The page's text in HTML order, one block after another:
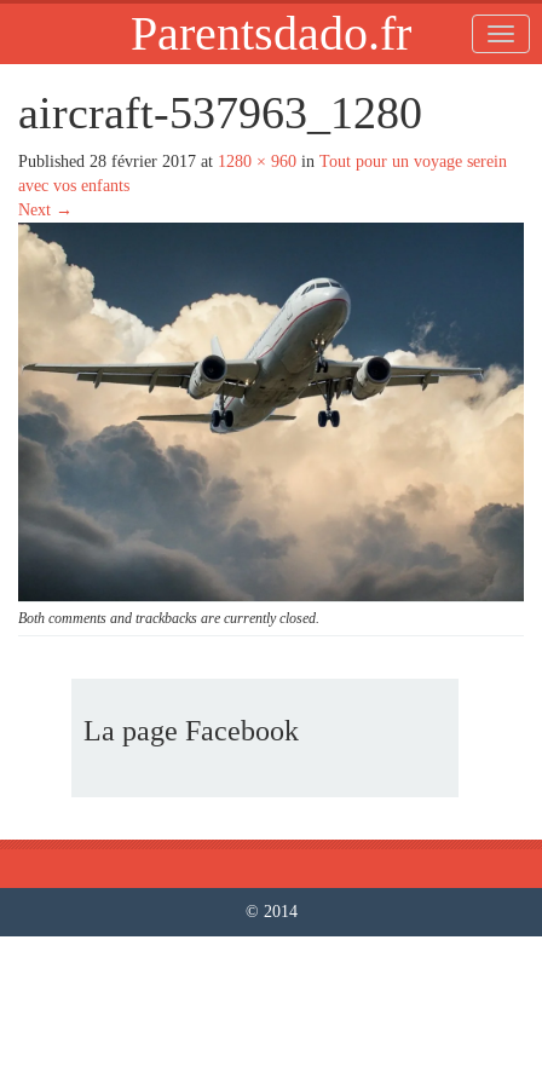
Parentsdado.fr
aircraft-537963_1280
Published 28 février 2017 at 1280 × 960 in Tout pour un voyage serein
avec vos enfants
Next →
Both comments and trackbacks are currently closed.
La page Facebook
© 2014